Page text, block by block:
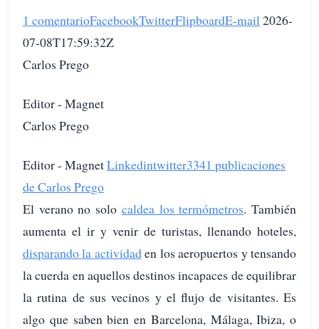
1 comentarioFacebookTwitterFlipboardE-mail2026-
07-08T17:59:32Z
Carlos Prego
Editor - Magnet
Carlos Prego
Editor - MagnetLinkedintwitter3341 publicaciones
de Carlos Prego
El verano no solo caldea los termómetros. También
aumenta el ir y venir de turistas, llenando hoteles,
disparando la actividaden los aeropuertos y tensando
la cuerda en aquellos destinos incapaces de equilibrar
la rutina de sus vecinos y el flujo de visitantes. Es
algo que saben bien en Barcelona, Málaga, Ibiza, o